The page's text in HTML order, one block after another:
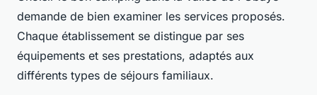
demande de bien examiner les services proposés.
Chaque établissement se distingue par ses
équipements et ses prestations, adaptés aux
différents types de séjours familiaux.